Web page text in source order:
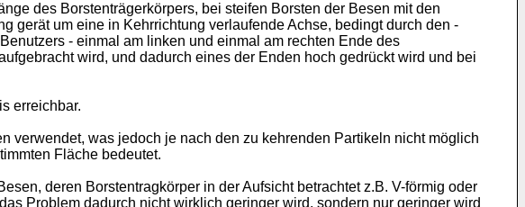
des Borstenträgerkörpers, bei steifen Borsten der Besen mit den
gerät um eine in Kehrrichtung verlaufende Achse, bedingt durch den -
- einmal am linken und einmal am rechten Ende des
wird, und dadurch eines der Enden hoch gedrückt wird und bei
erreichbar.
verwendet, was jedoch je nach den zu kehrenden Partikeln nicht möglich
Fläche bedeutet.
deren Borstentragkörper in der Aufsicht betrachtet z.B. V-förmig oder
Problem dadurch nicht wirklich geringer wird, sondern nur geringer wird